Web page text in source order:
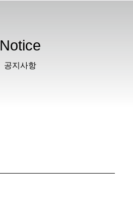
Notice
공지사항